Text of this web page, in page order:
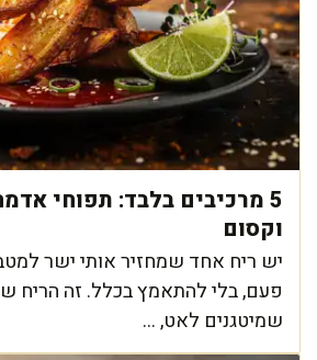
5 מרכיבים בלבד: תפוחי
וקסום
יש ריח אחד שמחזיר אותי ישר
פעם, בלי להתאמץ בכלל. זה הריח
שמיטגנים לאט, ...